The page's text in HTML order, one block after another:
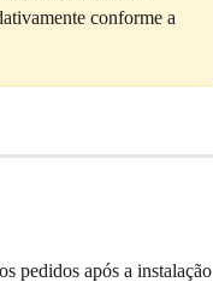
conforme a
pedidos após a instalação